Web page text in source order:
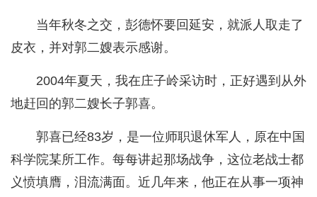
当年秋冬之交，彭德怀要回延安，就派人取走了
皮衣，并对郭二嫂表示感谢。
2004年夏天，我在庄子岭采访时，正好遇到从外
地赶回的郭二嫂长子郭喜。
郭喜已经83岁，是一位师职退休军人，原在中国
科学院某所工作。每每讲起那场战争，这位老战士都
义愤填膺，泪流满面。近几年来，他正在从事一项神